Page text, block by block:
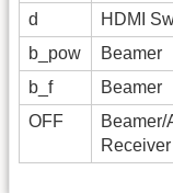
d
HDMI
b_pow
Beamer
b_f
Beamer
OFF
Beamer/
Receiver